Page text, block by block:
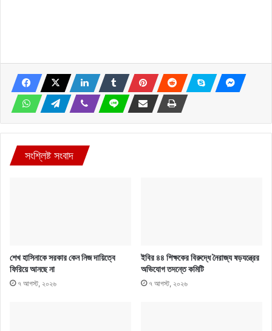
সংশ্লিষ্ট সংবাদ
শেখ হাসিনাকে সরকার কেন নিজ দায়িত্বে
ফিরিয়ে আনছে না
৭ আগস্ট, ২০২৬
ইবির ৪৪ শিক্ষকের বিরুদ্ধে নৈরাজ্য ষড়যন্ত্রের
অভিযোগ তদন্তে কমিটি
৭ আগস্ট, ২০২৬